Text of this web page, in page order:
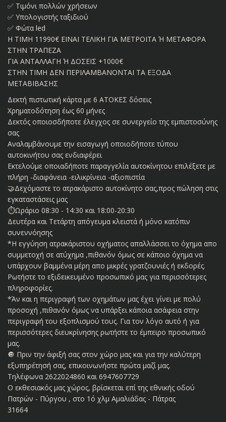
✅ Τιμόνι πολλών χρήσεων
✅ Υπολογιστής ταξιδιού
✅ Φώτα led
Η ΤΙΜΗ 11990€ ΕΙΝΑΙ ΤΕΛΙΚΗ ΓΙΑ ΜΕΤΡΟΙΤΑ Ή ΜΕΤΑΦΟΡΑ
ΣΤΗΝ ΤΡΑΠΕΖΑ
ΓΙΑ ΑΝΤΑΛΛΑΓΗ Ή ΔΟΣΕΙΣ +1000€
ΣΤΗΝ ΤΙΜΗ ΔΕΝ ΠΕΡΙΛΑΜΒΑΝΟΝΤΑΙ ΤΑ ΕΞΟΔΑ
ΜΕΤΑΒΙΒΑΣΗΣ
Δεκτή πιστωτική κάρτα με 6 ΑΤΟΚΕΣ δόσεις
Χρηματοδότηση έως 60 μήνες
Δεκτός οποιοσδήποτε έλεγχος σε συνεργείο της εμπιστοσύνης
σας
Αναλαμβάνουμε την εισαγωγή οποιοδήποτε τύπου
αυτοκινήτου σας ενδιαφέρει
Εκτελούμε οποιαδήποτε παραγγελία αυτοκίνητου επιλέξετε με
πλήρη -διαφάνεια -ειλικρίνεια -αξιοπιστία
🤝Δεχόμαστε το ατρακάριστο αυτοκίνητο σας,προς πώληση στις
εγκαταστάσεις μας
⏱️Ωράριο 08:30 - 14:30 και 18:00-20:30
Δευτέρα και Τετάρτη απόγευμα κλειστά ή μόνο κατόπιν
συνεννόησης
*Η εγγύηση ατρακάριστου οχήματος απαλλάσσει το όχημα απο
συμμετοχή σε ατύχημα ,πιθανόν όμως σε κάποιο όχημα να
υπάρχουν βαμμένα μέρη απο μικρές γρατζουνιές ή εκδορές.
Ρωτήστε το εξιδεικευμένο προσωπικό μας για περισσότερες
πληροφορίες.
*Άν και η περιγραφή των οχημάτων μας έχει γίνει με πολύ
προσοχή ,πιθανόν όμως να υπάρξει κάποια ασάφεια στην
περιγραφή του εξοπλισμού τους. Για τον λόγο αυτό ή για
περισσότερες διευκρίνησης ρωτήστε το έμπειρο προσωπικό
μας.
🔘 Πριν την άφιξή σας στον χώρο μας και για την καλύτερη
εξυπηρέτησή σας, επικοινωνήστε πρώτα μαζί μας.
Τηλέφωνα 2622024860 και 6947607729
Ο εκθεσιακός μας χώρος, βρίσκεται επί της εθνικής οδού
Πατρών - Πύργου , στο 1ό χλμ Αμαλιάδας - Πάτρας
31664